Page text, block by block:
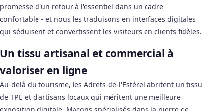
promesse d'un retour à l'essentiel dans un cadre
confortable - et nous les traduisons en interfaces digitales
qui séduisent et convertissent les visiteurs en clients fidèles.
Un tissu artisanal et commercial à
valoriser en ligne
Au-delà du tourisme, les Adrets-de-l'Estérel abritent un tissu
de TPE et d'artisans locaux qui méritent une meilleure
exposition digitale. Maçons spécialisés dans la pierre de